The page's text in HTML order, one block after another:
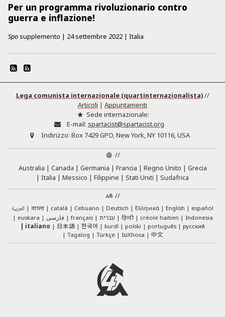
Per un programma rivoluzionario contro
guerra e inflazione!
Spo supplemento | 24 settembre 2022 | Italia
Lega comunista internazionale (quartinternazionalista)//
Articoli | Appuntamenti
Sede internazionale:
E-mail: spartacist@spartacist.org
Indirizzo: Box 7429 GPO, New York, NY 10116, USA
//
Australia
Canada Germania Francia Regno Unito
Grecia
Italia
Messico Filippine Stati Uniti
Sudafrica
//
العربية বাংলা català Cebuano Deutsch Ελληνικά English
español
euskara
فارسی français עברית हिन्दी créole haïtien
Indonesia
italiano
日本語 한국어 kurdî polski português
русский
Tagalog
Türkçe IsiXhosa 中文